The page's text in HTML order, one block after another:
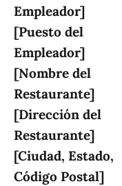
Empleador]
[Puesto del
Empleador]
[Nombre del
Restaurante]
[Dirección del
Restaurante]
[Ciudad, Estado,
Código Postal]